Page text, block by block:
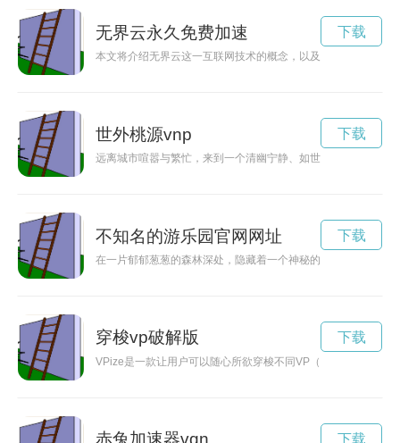
无界云永久免费加速
本文将介绍无界云这一互联网技术的概念，以及它如何打破时
下载
世外桃源vnp
远离城市喧嚣与繁忙，来到一个清幽宁静、如世外桃源般的地
下载
不知名的游乐园官网网址
在一片郁郁葱葱的森林深处，隐藏着一个神秘的不知名游乐园
下载
穿梭vp破解版
VPize是一款让用户可以随心所欲穿梭不同VP（虚拟世界）的
下载
下载